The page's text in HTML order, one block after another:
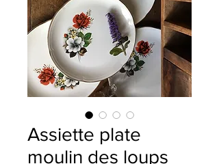
Assiette plate
moulin des loups